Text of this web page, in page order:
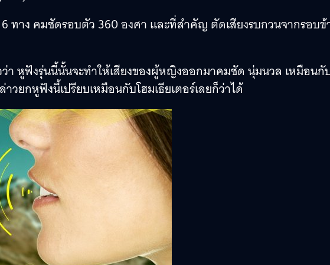
ทาง คมชัดรอบตัว 360 องศา และที่สำคัญ ตัดเสียงรบกวนจากรอบข้
ว่า หูฟังรุ่นนี้นั้นจะทำให้เสียงของผู้หญิงออกมาคมชัด นุ่มนวล เหมือนกั
วยกหูฟังนี้เปรียบเหมือนกับโฮมเธียเตอร์เลยก็ว่าได้